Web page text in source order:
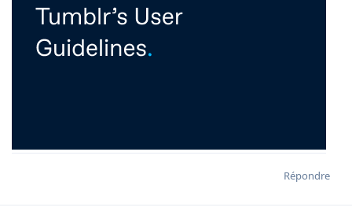
Répondre